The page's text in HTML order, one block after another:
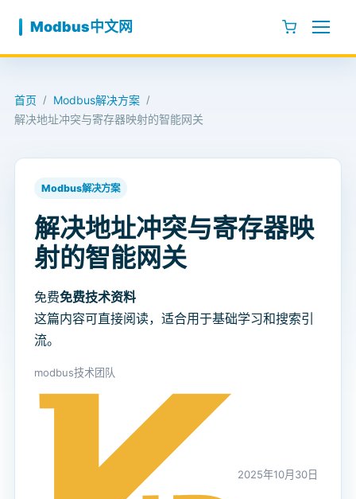
Modbus中文网
首页 / Modbus解决方案 /
解决地址冲突与寄存器映射的智能网关​
Modbus解决方案
解决地址冲突与寄存器映
射的智能网关​
免费免费技术资料
这篇内容可直接阅读，适合用于基础学习和搜索引
流。
modbus技术团队
2025年10月30日